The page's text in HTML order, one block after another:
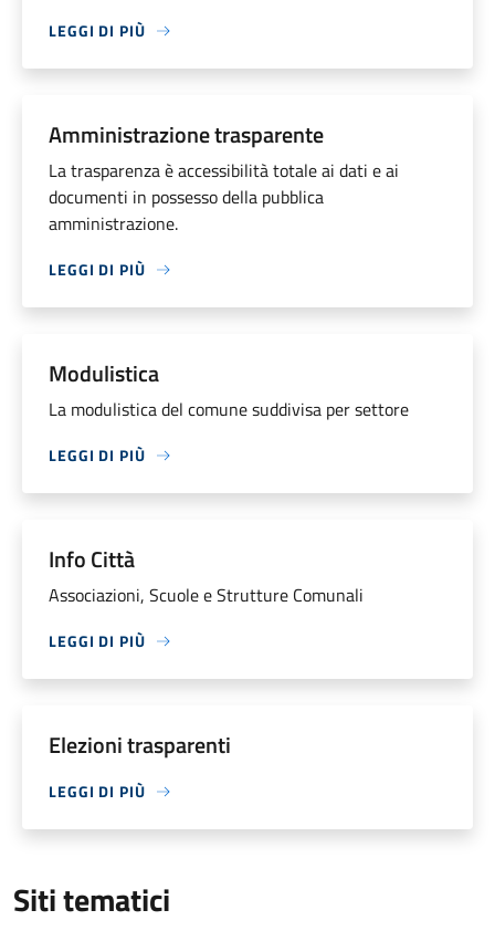
LEGGI DI PIÙ
Amministrazione trasparente
La trasparenza è accessibilità totale ai dati e ai
documenti in possesso della pubblica
amministrazione.
LEGGI DI PIÙ
Modulistica
La modulistica del comune suddivisa per settore
LEGGI DI PIÙ
Info Città
Associazioni, Scuole e Strutture Comunali
LEGGI DI PIÙ
Elezioni trasparenti
LEGGI DI PIÙ
Siti tematici